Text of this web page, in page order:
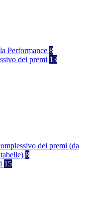
Performance 8
dei premi 13
dei premi (da
8
15